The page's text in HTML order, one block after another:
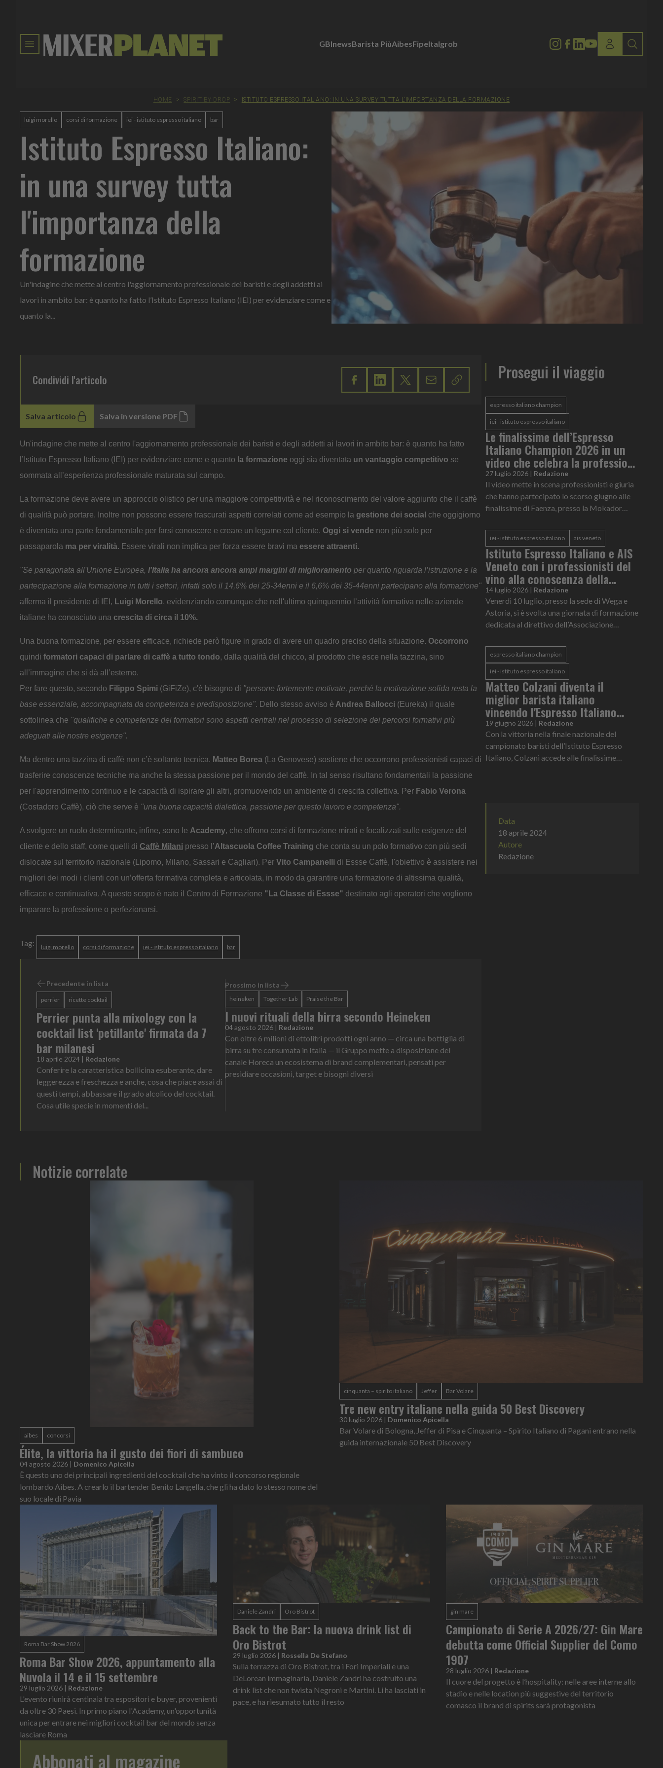
GBInewsBarista PiùAibesFipeItalgrob
HOME > SPIRIT BY DROP > ISTITUTO ESPRESSO ITALIANO: IN UNA SURVEY TUTTA L'IMPORTANZA DELLA FORMAZIONE
luigi morello corsi di formazione iei - istituto espresso italiano bar
Istituto Espresso Italiano:
in una survey tutta
l'importanza della
formazione
Un'indagine che mette al centro l'aggiornamento professionale dei baristi e degli addetti ai
lavori in ambito bar: è quanto ha fatto l’Istituto Espresso Italiano (IEI) per evidenziare come e
quanto la...
Condividi l'articolo
Salva articolo Salva in versione PDF
Un'indagine che mette al centro l'aggiornamento professionale dei baristi e degli addetti ai lavori in ambito bar: è quanto ha fatto
l’Istituto Espresso Italiano (IEI) per evidenziare come e quanto la formazione oggi sia diventata un vantaggio competitivo se
sommata all’esperienza professionale maturata sul campo.
La formazione deve avere un approccio olistico per una maggiore competitività e nel riconoscimento del valore aggiunto che il caffè
di qualità può portare. Inoltre non possono essere trascurati aspetti correlati come ad esempio la gestione dei social che oggigiorno
è diventata una parte fondamentale per farsi conoscere e creare un legame col cliente. Oggi si vende non più solo per
passaparola ma per viralità. Essere virali non implica per forza essere bravi ma essere attraenti.
"Se paragonata all'Unione Europea, l'Italia ha ancora ancora ampi margini di miglioramento per quanto riguarda l’istruzione e la
partecipazione alla formazione in tutti i settori, infatti solo il 14,6% dei 25-34enni e il 6,6% dei 35-44enni partecipano alla formazione"
afferma il presidente di IEI, Luigi Morello, evidenziando comunque che nell'ultimo quinquennio l’attività formativa nelle aziende
italiane ha conosciuto una crescita di circa il 10%.
Una buona formazione, per essere efficace, richiede però figure in grado di avere un quadro preciso della situazione. Occorrono
quindi formatori capaci di parlare di caffè a tutto tondo, dalla qualità del chicco, al prodotto che esce nella tazzina, sino
all’immagine che si dà all’esterno.
Per fare questo, secondo Filippo Spimi (GiFiZe), c'è bisogno di "persone fortemente motivate, perché la motivazione solida resta la
base essenziale, accompagnata da competenza e predisposizione". Dello stesso avviso è Andrea Ballocci (Eureka) il quale
sottolinea che "qualifiche e competenze dei formatori sono aspetti centrali nel processo di selezione dei percorsi formativi più
adeguati alle nostre esigenze".
Ma dentro una tazzina di caffè non c’è soltanto tecnica. Matteo Borea (La Genovese) sostiene che occorrono professionisti capaci di
trasferire conoscenze tecniche ma anche la stessa passione per il mondo del caffè. In tal senso risultano fondamentali la passione
per l'apprendimento continuo e le capacità di ispirare gli altri, promuovendo un ambiente di crescita collettiva. Per Fabio Verona
(Costadoro Caffè), ciò che serve è "una buona capacità dialettica, passione per questo lavoro e competenza".
A svolgere un ruolo determinante, infine, sono le Academy, che offrono corsi di formazione mirati e focalizzati sulle esigenze del
cliente e dello staff, come quelli di Caffè Milani presso l’Altascuola Coffee Training che conta su un polo formativo con più sedi
dislocate sul territorio nazionale (Lipomo, Milano, Sassari e Cagliari). Per Vito Campanelli di Essse Caffè, l'obiettivo è assistere nei
migliori dei modi i clienti con un’offerta formativa completa e articolata, in modo da garantire una formazione di altissima qualità,
efficace e continuativa. A questo scopo è nato il Centro di Formazione "La Classe di Essse" destinato agli operatori che vogliono
imparare la professione o perfezionarsi.
Tag: luigi morello corsi di formazione iei - istituto espresso italiano bar
Precedente in lista
perrier ricette cocktail
Perrier punta alla mixology con la
cocktail list 'petillante' firmata da 7
bar milanesi
18 aprile 2024 | Redazione
Conferire la caratteristica bollicina esuberante, dare
leggerezza e freschezza e anche, cosa che piace assai di
questi tempi, abbassare il grado alcolico del cocktail.
Cosa utile specie in momenti del...
Prossimo in lista
heineken Together Lab Praise the Bar
I nuovi rituali della birra secondo Heineken
04 agosto 2026 | Redazione
Con oltre 6 milioni di ettolitri prodotti ogni anno — circa una bottiglia di
birra su tre consumata in Italia — il Gruppo mette a disposizione del
canale Horeca un ecosistema di brand complementari, pensati per
presidiare occasioni, target e bisogni diversi
Prosegui il viaggio
espresso italiano champion
iei - istituto espresso italiano
Le finalissime dell’Espresso
Italiano Champion 2026 in un
video che celebra la professione
del barista
27 luglio 2026 | Redazione
Il video mette in scena professionisti e giuria
che hanno partecipato lo scorso giugno alle
finalissime di Faenza, presso la Mokador
iei - istituto espresso italiano ais veneto
Istituto Espresso Italiano e AIS
Veneto con i professionisti del
vino alla conoscenza della
tazzina
14 luglio 2026 | Redazione
Venerdì 10 luglio, presso la sede di Wega e
Astoria, si è svolta una giornata di formazione
dedicata al direttivo dell’Associazione
espresso italiano champion
iei - istituto espresso italiano
Matteo Colzani diventa il
miglior barista italiano
vincendo l'Espresso Italiano
Champion 2026
19 giugno 2026 | Redazione
Con la vittoria nella finale nazionale del
campionato baristi dell’Istituto Espresso
Italiano, Colzani accede alle finalissime
Data
18 aprile 2024
Autore
Redazione
Notizie correlate
aibes concorsi
Élite, la vittoria ha il gusto dei fiori di sambuco
04 agosto 2026 | Domenico Apicella
È questo uno dei principali ingredienti del cocktail che ha vinto il concorso regionale
lombardo Aibes. A crearlo il bartender Benito Langella, che gli ha dato lo stesso nome del
suo locale di Pavia
cinquanta – spirito italiano Jeffer Bar Volare
Tre new entry italiane nella guida 50 Best Discovery
30 luglio 2026 | Domenico Apicella
Bar Volare di Bologna, Jeffer di Pisa e Cinquanta – Spirito Italiano di Pagani entrano nella
guida internazionale 50 Best Discovery
Roma Bar Show 2026
Roma Bar Show 2026, appuntamento alla
Nuvola il 14 e il 15 settembre
29 luglio 2026 | Redazione
L'evento riunirà centinaia tra espositori e buyer, provenienti
da oltre 30 Paesi. In primo piano l'Academy, un'opportunità
unica per entrare nei migliori cocktail bar del mondo senza
lasciare Roma
Daniele Zandri Oro Bistrot
Back to the Bar: la nuova drink list di
Oro Bistrot
29 luglio 2026 | Rossella De Stefano
Sulla terrazza di Oro Bistrot, tra i Fori Imperiali e una
DeLorean immaginaria, Daniele Zandri ha costruito una
drink list che non twista Negroni e Martini. Li ha lasciati in
pace, e ha riesumato tutto il resto
gin mare
Campionato di Serie A 2026/27: Gin Mare
debutta come Official Supplier del Como
1907
28 luglio 2026 | Redazione
Il cuore del progetto è l’hospitality: nelle aree interne allo
stadio e nelle location più suggestive del territorio
comasco il brand di spirits sarà protagonista
Abbonati al magazine